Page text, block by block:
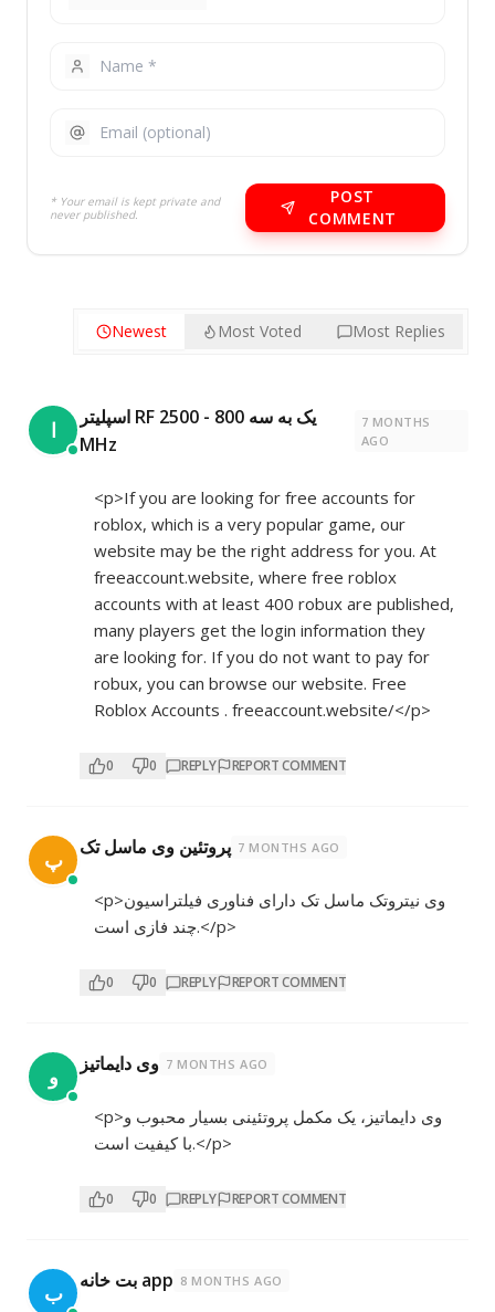
* Your email is kept private and
never published.
POST
COMMENT
Newest Most Voted Most Replies
ا
اسپلیتر RF یک به سه 800 - 2500
MHz
7 MONTHS
AGO
<p>If you are looking for free accounts for
roblox, which is a very popular game, our
website may be the right address for you. At
freeaccount.website, where free roblox
accounts with at least 400 robux are published,
many players get the login information they
are looking for. If you do not want to pay for
robux, you can browse our website. Free
Roblox Accounts . freeaccount.website/</p>
0 0 REPLY REPORT COMMENT
پ پروتئین وی ماسل تک 7 MONTHS AGO
<p>وی نیتروتک ماسل تک دارای فناوری فیلتراسیون
چند فازی است.</p>
0 0 REPLY REPORT COMMENT
و وی دایماتیز 7 MONTHS AGO
<p>وی دایماتیز، یک مکمل پروتئینی بسیار محبوب و
با کیفیت است.</p>
0 0 REPLY REPORT COMMENT
ب بت خانه app 8 MONTHS AGO